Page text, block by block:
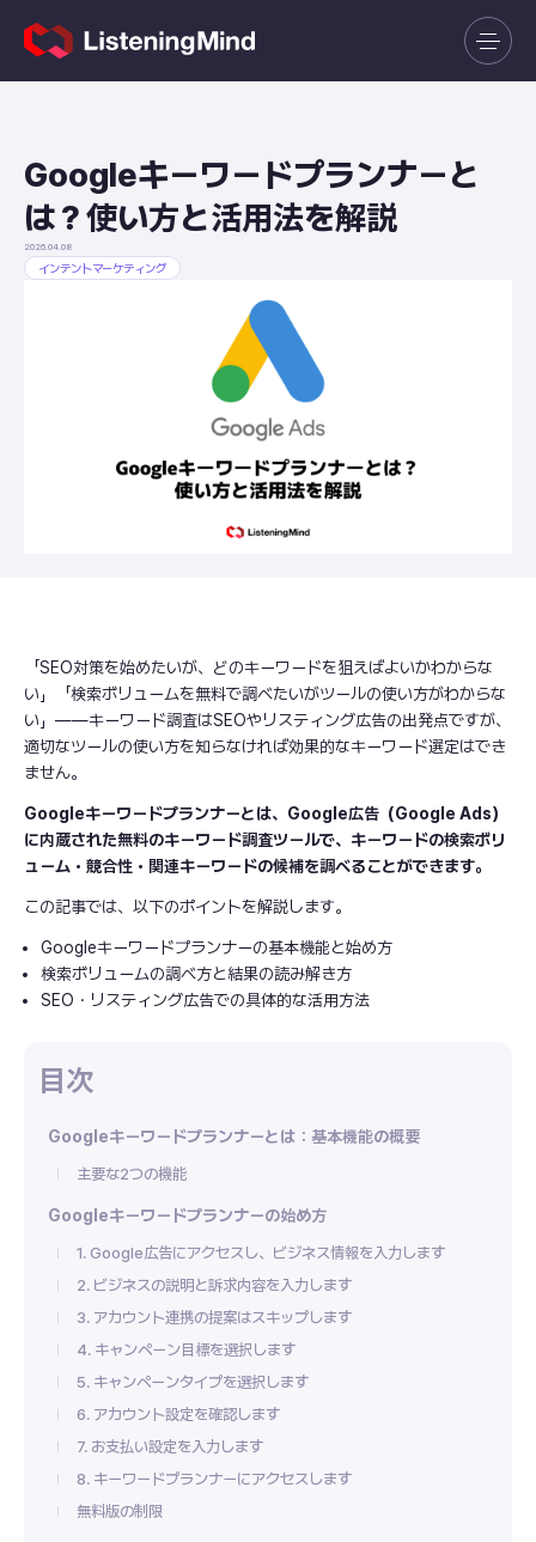
Googleキーワードプランナーと
は？使い方と活用法を解説
2026.04.08
インテントマーケティング
「SEO対策を始めたいが、どのキーワードを狙えばよいかわからな
い」「検索ボリュームを無料で調べたいがツールの使い方がわからな
い」——キーワード調査はSEOやリスティング広告の出発点ですが、
適切なツールの使い方を知らなければ効果的なキーワード選定はでき
ません。
Googleキーワードプランナーとは、Google広告（Google Ads）
に内蔵された無料のキーワード調査ツールで、キーワードの検索ボリ
ューム・競合性・関連キーワードの候補を調べることができます。
この記事では、以下のポイントを解説します。
Googleキーワードプランナーの基本機能と始め方
検索ボリュームの調べ方と結果の読み解き方
SEO・リスティング広告での具体的な活用方法
Googleキーワードプランナーとは：基本機能の概要
主要な2つの機能
Googleキーワードプランナーの始め方
1. Google広告にアクセスし、ビジネス情報を入力します
2. ビジネスの説明と訴求内容を入力します
3. アカウント連携の提案はスキップします
4. キャンペーン目標を選択します
5. キャンペーンタイプを選択します
6. アカウント設定を確認します
7. お支払い設定を入力します
8. キーワードプランナーにアクセスします
無料版の制限